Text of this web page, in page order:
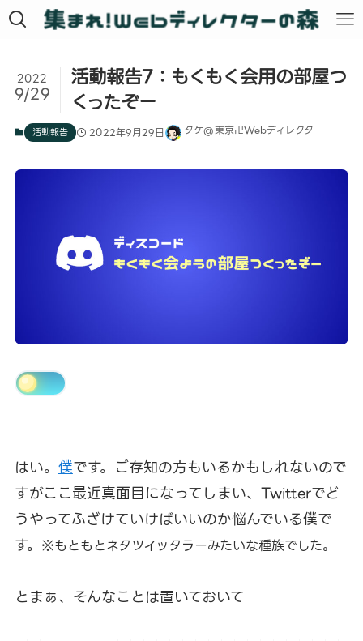
活動報告7：もくもく会用の部屋つ
くったぞー
2022
9/29
活動報告 2022年9月29日 タケ@東京卍Webディレクター
はい。 僕です。ご存知の方もいるかもしれないので
すがここ最近真面目になってしまい、Twitterでど
うやってふざけていけばいいのか悩んでいる僕で
す。 ※もともとネタツイッタラーみたいな種族でした。
とまぁ、そんなことは置いておいて